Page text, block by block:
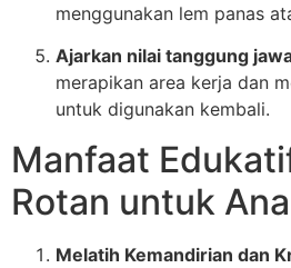
menggunakan lem panas
Ajarkan nilai tanggung
merapikan area kerja dan
untuk digunakan kembali.
Manfaat
Rotan untuk
Melatih Kemandirian dan